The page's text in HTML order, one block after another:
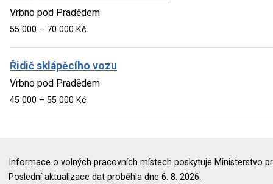
Vrbno pod Pradědem
55 000 – 70 000 Kč
Řidič sklápěcího vozu
Vrbno pod Pradědem
45 000 – 55 000 Kč
Informace o volných pracovních místech poskytuje Ministerstvo
Poslední aktualizace dat proběhla dne 6. 8. 2026.